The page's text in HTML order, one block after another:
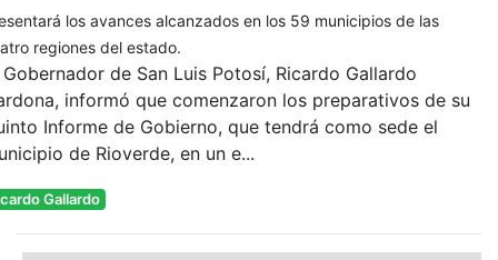
los avances alcanzados en los 59 municipios de las
regiones del estado.
Gobernador de San Luis Potosí, Ricardo Gallardo
informó que comenzaron los preparativos de su
Informe de Gobierno, que tendrá como sede el
de Rioverde, en un e...
Gallardo